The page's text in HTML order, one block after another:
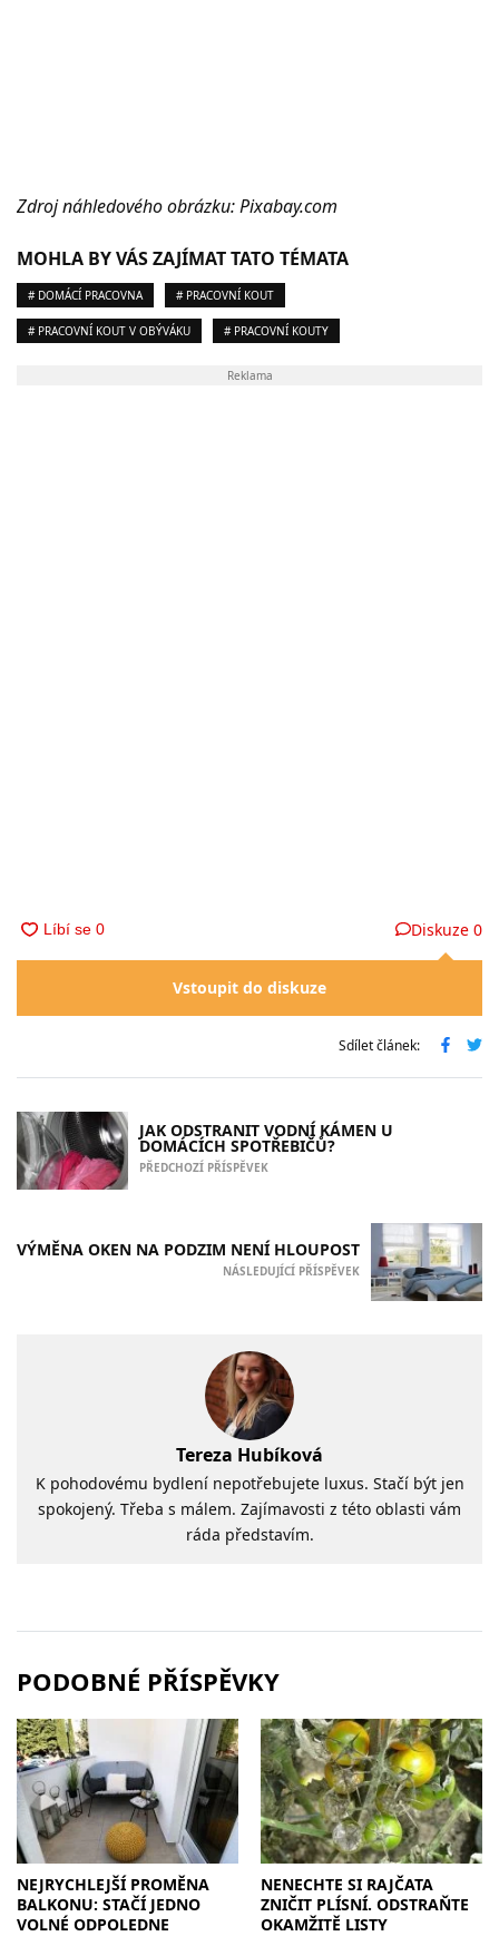
Zdroj náhledového obrázku: Pixabay.com
MOHLA BY VÁS ZAJÍMAT TATO TÉMATA
# DOMÁCÍ PRACOVNA # PRACOVNÍ KOUT
# PRACOVNÍ KOUT V OBÝVÁKU # PRACOVNÍ KOUTY
Reklama
Diskuze 0
Vstoupit do diskuze
Sdílet článek:
JAK ODSTRANIT VODNÍ KÁMEN U
DOMÁCÍCH SPOTŘEBIČŮ?
PŘEDCHOZÍ PŘÍSPĚVEK
VÝMĚNA OKEN NA PODZIM NENÍ HLOUPOST
NÁSLEDUJÍCÍ PŘÍSPĚVEK
Tereza Hubíková
K pohodovému bydlení nepotřebujete luxus. Stačí být jen
spokojený. Třeba s málem. Zajímavosti z této oblasti vám
ráda představím.
PODOBNÉ PŘÍSPĚVKY
NEJRYCHLEJŠÍ PROMĚNA
BALKONU: STAČÍ JEDNO
VOLNÉ ODPOLEDNE
NENECHTE SI RAJČATA
ZNIČIT PLÍSNÍ. ODSTRAŇTE
OKAMŽITĚ LISTY